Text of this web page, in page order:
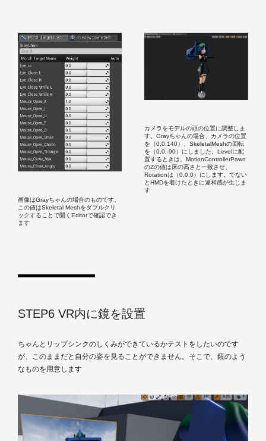
画像はGrayちゃんの場合のものです。
この値はSkeletal Meshをダブルクリ
ックすることで開くEditorで確認でき
ます
カメラをモデルの頭の位置に調整しま
す。Grayちゃんの場合、カメラの位置
を（0,0,140）、SkeletalMeshの回転
を（0,0,-90）にしました。Levelに配
置するときは、MotionControllerPawn
のZの値は床の高さと一致させ、
Rotationは（0,0,0）にします。でない
とHMDを着けたときに違和感が生じま
す
STEP6 VR内に鏡を設置
ちゃんとリップシンクのしくみができているかテストをしたいのです
が、このままだと自分の姿を見ることができません。そこで、鏡のよう
なものを用意します